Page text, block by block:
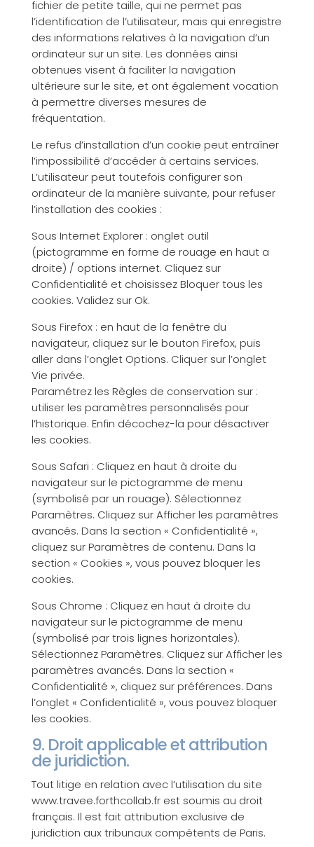
fichier de petite taille, qui ne permet pas
l’identification de l’utilisateur, mais qui enregistre
des informations relatives à la navigation d’un
ordinateur sur un site. Les données ainsi
obtenues visent à faciliter la navigation
ultérieure sur le site, et ont également vocation
à permettre diverses mesures de
fréquentation.
Le refus d’installation d’un cookie peut entraîner
l’impossibilité d’accéder à certains services.
L’utilisateur peut toutefois configurer son
ordinateur de la manière suivante, pour refuser
l’installation des cookies :
Sous Internet Explorer : onglet outil
(pictogramme en forme de rouage en haut a
droite) / options internet. Cliquez sur
Confidentialité et choisissez Bloquer tous les
cookies. Validez sur Ok.
Sous Firefox : en haut de la fenêtre du
navigateur, cliquez sur le bouton Firefox, puis
aller dans l’onglet Options. Cliquer sur l’onglet
Vie privée.
Paramétrez les Règles de conservation sur :
utiliser les paramètres personnalisés pour
l’historique. Enfin décochez-la pour désactiver
les cookies.
Sous Safari : Cliquez en haut à droite du
navigateur sur le pictogramme de menu
(symbolisé par un rouage). Sélectionnez
Paramètres. Cliquez sur Afficher les paramètres
avancés. Dans la section « Confidentialité »,
cliquez sur Paramètres de contenu. Dans la
section « Cookies », vous pouvez bloquer les
cookies.
Sous Chrome : Cliquez en haut à droite du
navigateur sur le pictogramme de menu
(symbolisé par trois lignes horizontales).
Sélectionnez Paramètres. Cliquez sur Afficher les
paramètres avancés. Dans la section «
Confidentialité », cliquez sur préférences. Dans
l’onglet « Confidentialité », vous pouvez bloquer
les cookies.
9. Droit applicable et attribution
de juridiction.
Tout litige en relation avec l’utilisation du site
www.travee.forthcollab.fr est soumis au droit
français. Il est fait attribution exclusive de
juridiction aux tribunaux compétents de Paris.